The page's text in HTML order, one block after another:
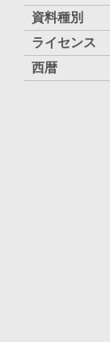
資料種別
ライセンス
西暦